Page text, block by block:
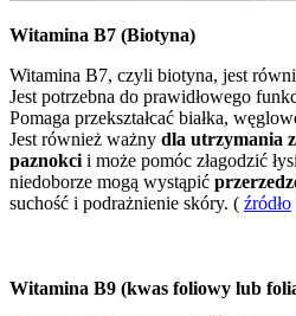
Witamina B7 (Biotyna)
Witamina B7, czyli biotyna, jest
Jest potrzebna do prawidłowego
Pomaga przekształcać białka,
Jest również ważny dla utrzymania
paznokci i może pomóc złagodzić
niedoborze mogą wystąpić
suchość i podrażnienie skóry. ( źródło
Witamina B9 (kwas foliowy lub